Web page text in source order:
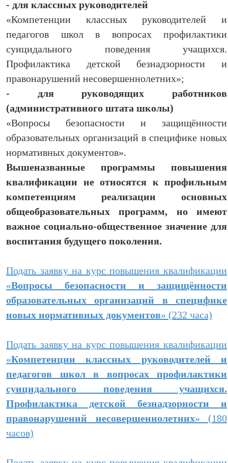
- для классных руководителей
«Компетенции классных руководителей и
педагогов школ в вопросах профилактики
суицидального поведения учащихся.
Профилактика детской безнадзорности и
правонарушений несовершеннолетних»;
- для руководящих работников
(административного штата школы)
«Вопросы безопасности и защищённости
образовательных организаций в специфике новых
нормативных документов».
Вышеназванные программы повышения
квалификации не относятся к профильным
компетенциям реализации основных
общеобразовательных программ, но имеют
важное социально-общественное значение для
воспитания будущего поколения.
Подать заявку на курс повышения квалификации
«Вопросы безопасности и защищённости
образовательных организаций в специфике
новых нормативных документов» (232 часа)
Подать заявку на курс повышения квалификации
«Компетенции классных руководителей и
педагогов школ в вопросах профилактики
суицидального поведения учащихся.
Профилактика детской безнадзорности и
правонарушений несовершеннолетних» (180
часов)